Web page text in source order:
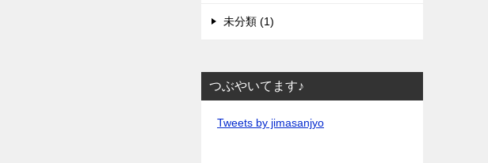
未分類 (1)
つぶやいてます♪
Tweets by jimasanjyo